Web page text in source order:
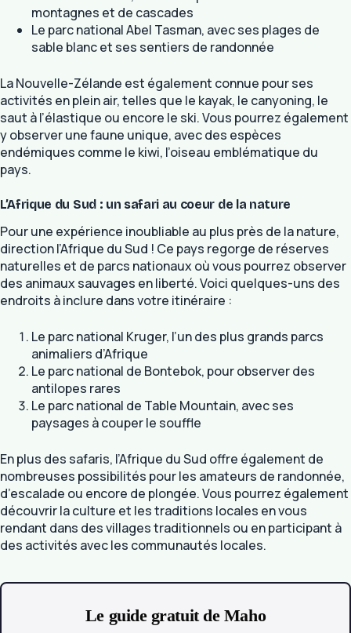
montagnes et de cascades
Le parc national Abel Tasman, avec ses plages de
sable blanc et ses sentiers de randonnée
La Nouvelle-Zélande est également connue pour ses
activités en plein air, telles que le kayak, le canyoning, le
saut à l’élastique ou encore le ski. Vous pourrez également
y observer une faune unique, avec des espèces
endémiques comme le kiwi, l’oiseau emblématique du
pays.
L’Afrique du Sud : un safari au coeur de la nature
Pour une expérience inoubliable au plus près de la nature,
direction l’Afrique du Sud ! Ce pays regorge de réserves
naturelles et de parcs nationaux où vous pourrez observer
des animaux sauvages en liberté. Voici quelques-uns des
endroits à inclure dans votre itinéraire :
Le parc national Kruger, l’un des plus grands parcs
animaliers d’Afrique
Le parc national de Bontebok, pour observer des
antilopes rares
Le parc national de Table Mountain, avec ses
paysages à couper le souffle
En plus des safaris, l’Afrique du Sud offre également de
nombreuses possibilités pour les amateurs de randonnée,
d’escalade ou encore de plongée. Vous pourrez également
découvrir la culture et les traditions locales en vous
rendant dans des villages traditionnels ou en participant à
des activités avec les communautés locales.
Le guide gratuit de Maho